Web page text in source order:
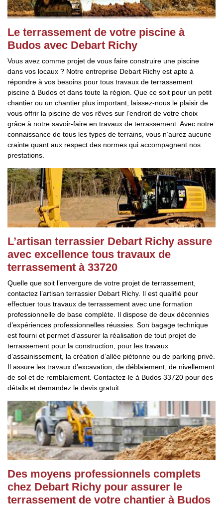
Le terrassement de votre piscine à
Budos avec Debart Richy
Vous avez comme projet de vous faire construire une piscine
dans vos locaux ? Notre entreprise Debart Richy est apte à
répondre à vos besoins pour tous travaux de terrassement
piscine à Budos et dans toute la région. Que ce soit pour un petit
chantier ou un chantier plus important, laissez-nous le plaisir de
vous offrir la piscine de vos rêves sur l’endroit de votre choix
grâce à notre savoir-faire en travaux de terrassement. Avec notre
connaissance de tous les types de terrains, vous n’aurez aucune
crainte quant aux respect des normes qui accompagnent nos
prestations.
L’artisan terrassier Debart Richy assure
avec excellence tous travaux de
terrassement à 33720
Quelle que soit l’envergure de votre projet de terrassement,
contactez l’artisan terrassier Debart Richy. Il est qualifié pour
effectuer tous travaux de terrassement avec une formation
professionnelle de base complète. Il dispose de deux décennies
d’expériences professionnelles réussies. Son bagage technique
est fourni et permet d’assurer la réalisation de tout projet de
terrassement pour la construction, pour les travaux
d’assainissement, la création d’allée piétonne ou de parking privé.
Il assure les travaux d’excavation, de déblaiement, de nivellement
de sol et de remblaiement. Contactez-le à Budos 33720 pour des
détails et demandez le devis gratuit.
Des moyens professionnels complets
chez Debart Richy pour assurer le
terrassement de votre chantier à Budos